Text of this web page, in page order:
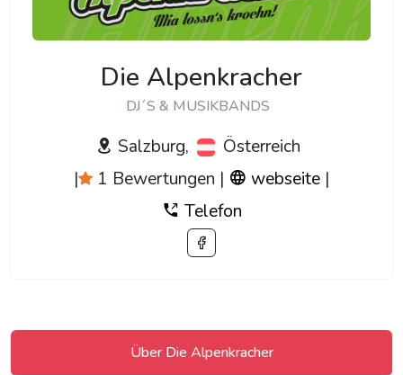
Die Alpenkracher
DJ´S & MUSIKBANDS
Salzburg,
Österreich
|
1 Bewertungen | webseite |
Telefon
Über Die Alpenkracher